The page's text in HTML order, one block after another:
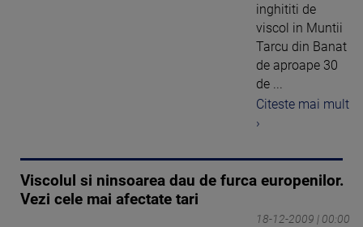
inghititi de
viscol in Muntii
Tarcu din Banat
de aproape 30
de ...
Citeste mai mult
›
Viscolul si ninsoarea dau de furca europenilor.
Vezi cele mai afectate tari
18-12-2009 | 00:00